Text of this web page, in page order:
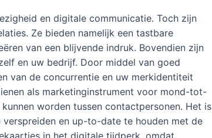
en digitale communicatie. Toch zijn
Ze bieden namelijk een tastbare
van een blijvende indruk. Bovendien zijn
en uw bedrijf. Door middel van goed
van de concurrentie en uw merkidentiteit
als marketinginstrument voor mond-tot-
worden tussen contactpersonen. Het is
en up-to-date te houden met de